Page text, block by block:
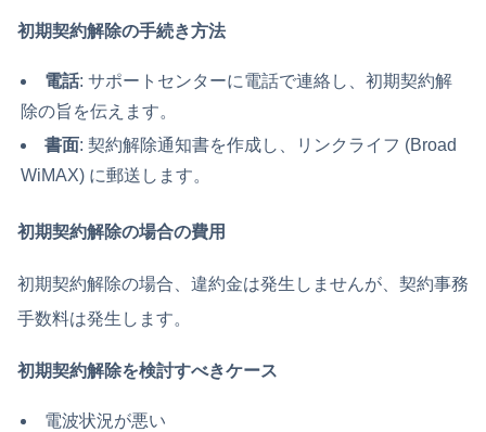
初期契約解除の手続き方法
電話: サポートセンターに電話で連絡し、初期契約解
除の旨を伝えます。
書面: 契約解除通知書を作成し、リンクライフ (Broad
WiMAX) に郵送します。
初期契約解除の場合の費用
初期契約解除の場合、違約金は発生しませんが、契約事務
手数料は発生します。
初期契約解除を検討すべきケース
電波状況が悪い